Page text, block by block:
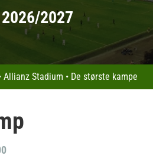
2027
Allianz Stadium • De største kampe